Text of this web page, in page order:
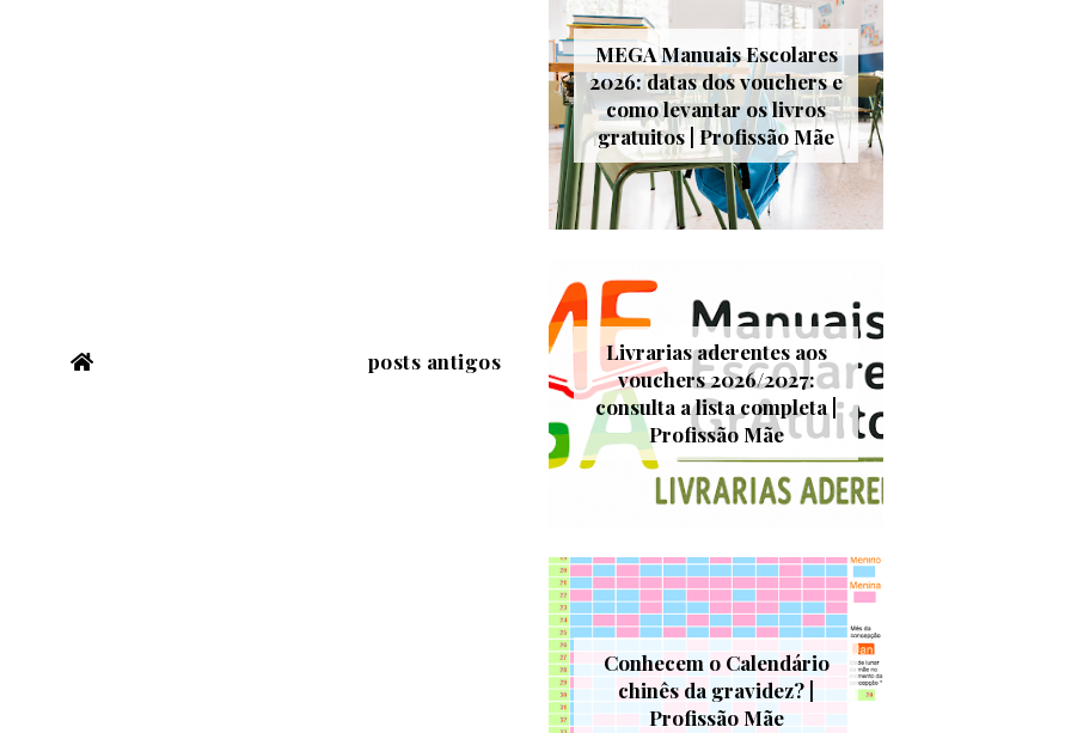
posts antigos
MEGA Manuais Escolares
2026: datas dos vouchers e
como levantar os livros
gratuitos | Profissão Mãe
Livrarias aderentes aos
vouchers 2026/2027:
consulta a lista completa |
Profissão Mãe
Conhecem o Calendário
chinês da gravidez? |
Profissão Mãe